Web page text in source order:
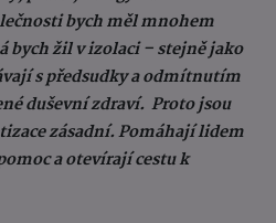
bych měl mnohem
bych žil v izolaci – stejně jako
s předsudky a odmítnutím
duševní zdraví. Proto jsou
zásadní. Pomáhají lidem
a otevírají cestu k